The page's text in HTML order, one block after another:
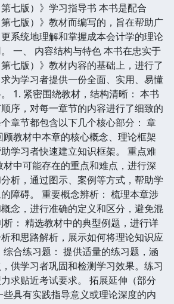
第七版）》学习指导书 本书是配合
第七版）》教材而编写的，旨在帮助广
系统地理解和掌握成本会计学的理论
一、 内容结构与特色 本书在忠实于
第七版）》教材内容的基础上，进行了
为学习者提供一份全面、实用、易懂
1. 紧密围绕教材，结构清晰： 本书
序，对每一章节的内容进行了细致的
章节都包含以下几个核心部分： 章
教材中本章的核心概念、理论框架
学习者快速建立知识框架。 重点难
材中可能存在的重点和难点，进行深
析，通过图示、案例等方式，帮助学
障碍。 重要概念辨析： 梳理本章涉
念，进行准确的定义和区分，避免混
： 精选教材中的典型例题，进行详
和思路解析，展示如何将理论知识应
综合练习题： 提供适量的练习题，涵
供学习者巩固和检测学习效果。练习
求贴近考试要求。 拓展延伸（部分
具有实践指导意义或理论深度的内